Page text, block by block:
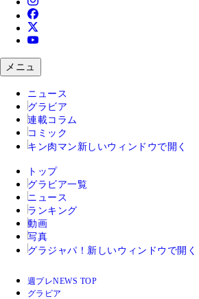
メニュ
ニュース
グラビア
連載コラム
コミック
キン肉マン 新しいウィンドウで開く
トップ
グラビア一覧
ニュース
ランキング
動画
写真
グラジャパ！ 新しいウィンドウで開く
週プレNEWS TOP
グラビア